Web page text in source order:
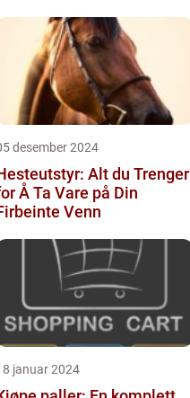
desember 2024
Alt du Trenger
Å Ta Vare på Din
Venn
januar 2024